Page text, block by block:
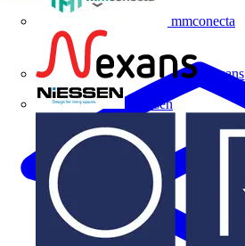
mmconecta
Nexans
Niessen